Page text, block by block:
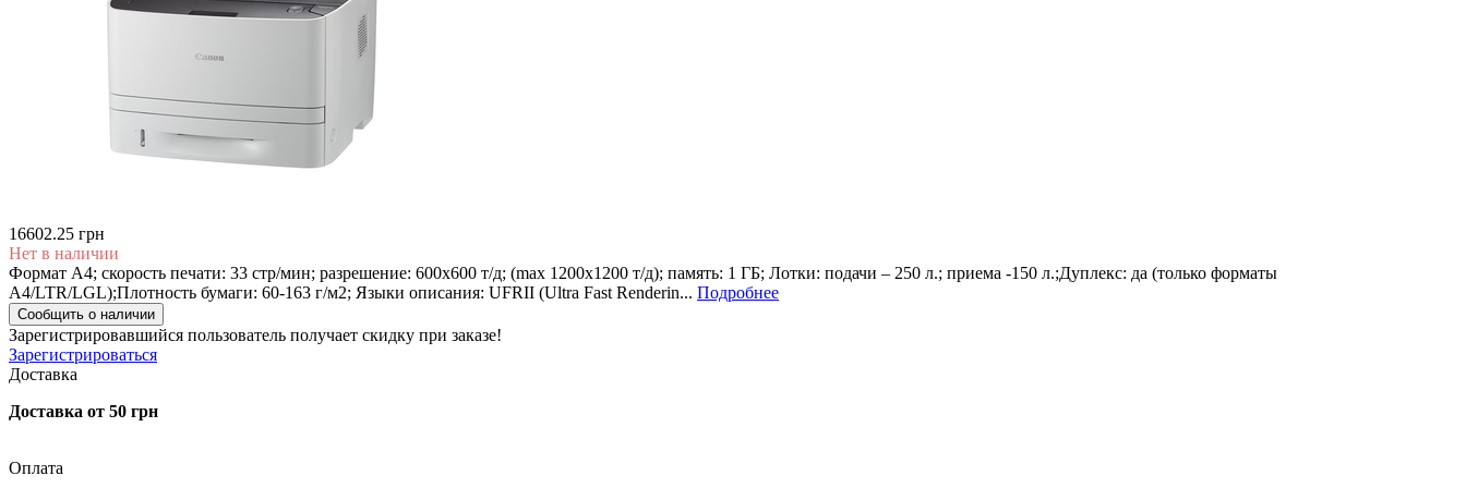
16602.25 грн
Нет в наличии
Формат А4; скорость печати: 33 стр/мин; разрешение: 600х600 т/д; (max 1200х1200 т/д); память: 1 ГБ; Лотки: подачи – 250 л.; приема -150 л.;Дуплекс: да (только форматы
A4/LTR/LGL);Плотность бумаги: 60-163 г/м2; Языки описания: UFRII (Ultra Fast Renderin... Подробнее
Сообщить о наличии
Зарегистрировавшийся пользователь получает скидку при заказе!
Зарегистрироваться
Доставка
Доставка от 50 грн
Оплата